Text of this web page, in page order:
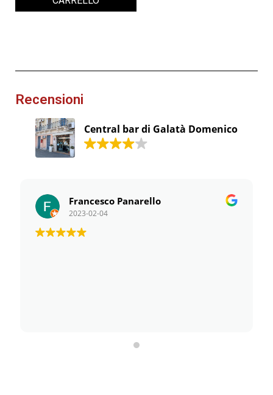
Recensioni
Central bar di Galatà Domenico
Francesco Panarello
2023-02-04